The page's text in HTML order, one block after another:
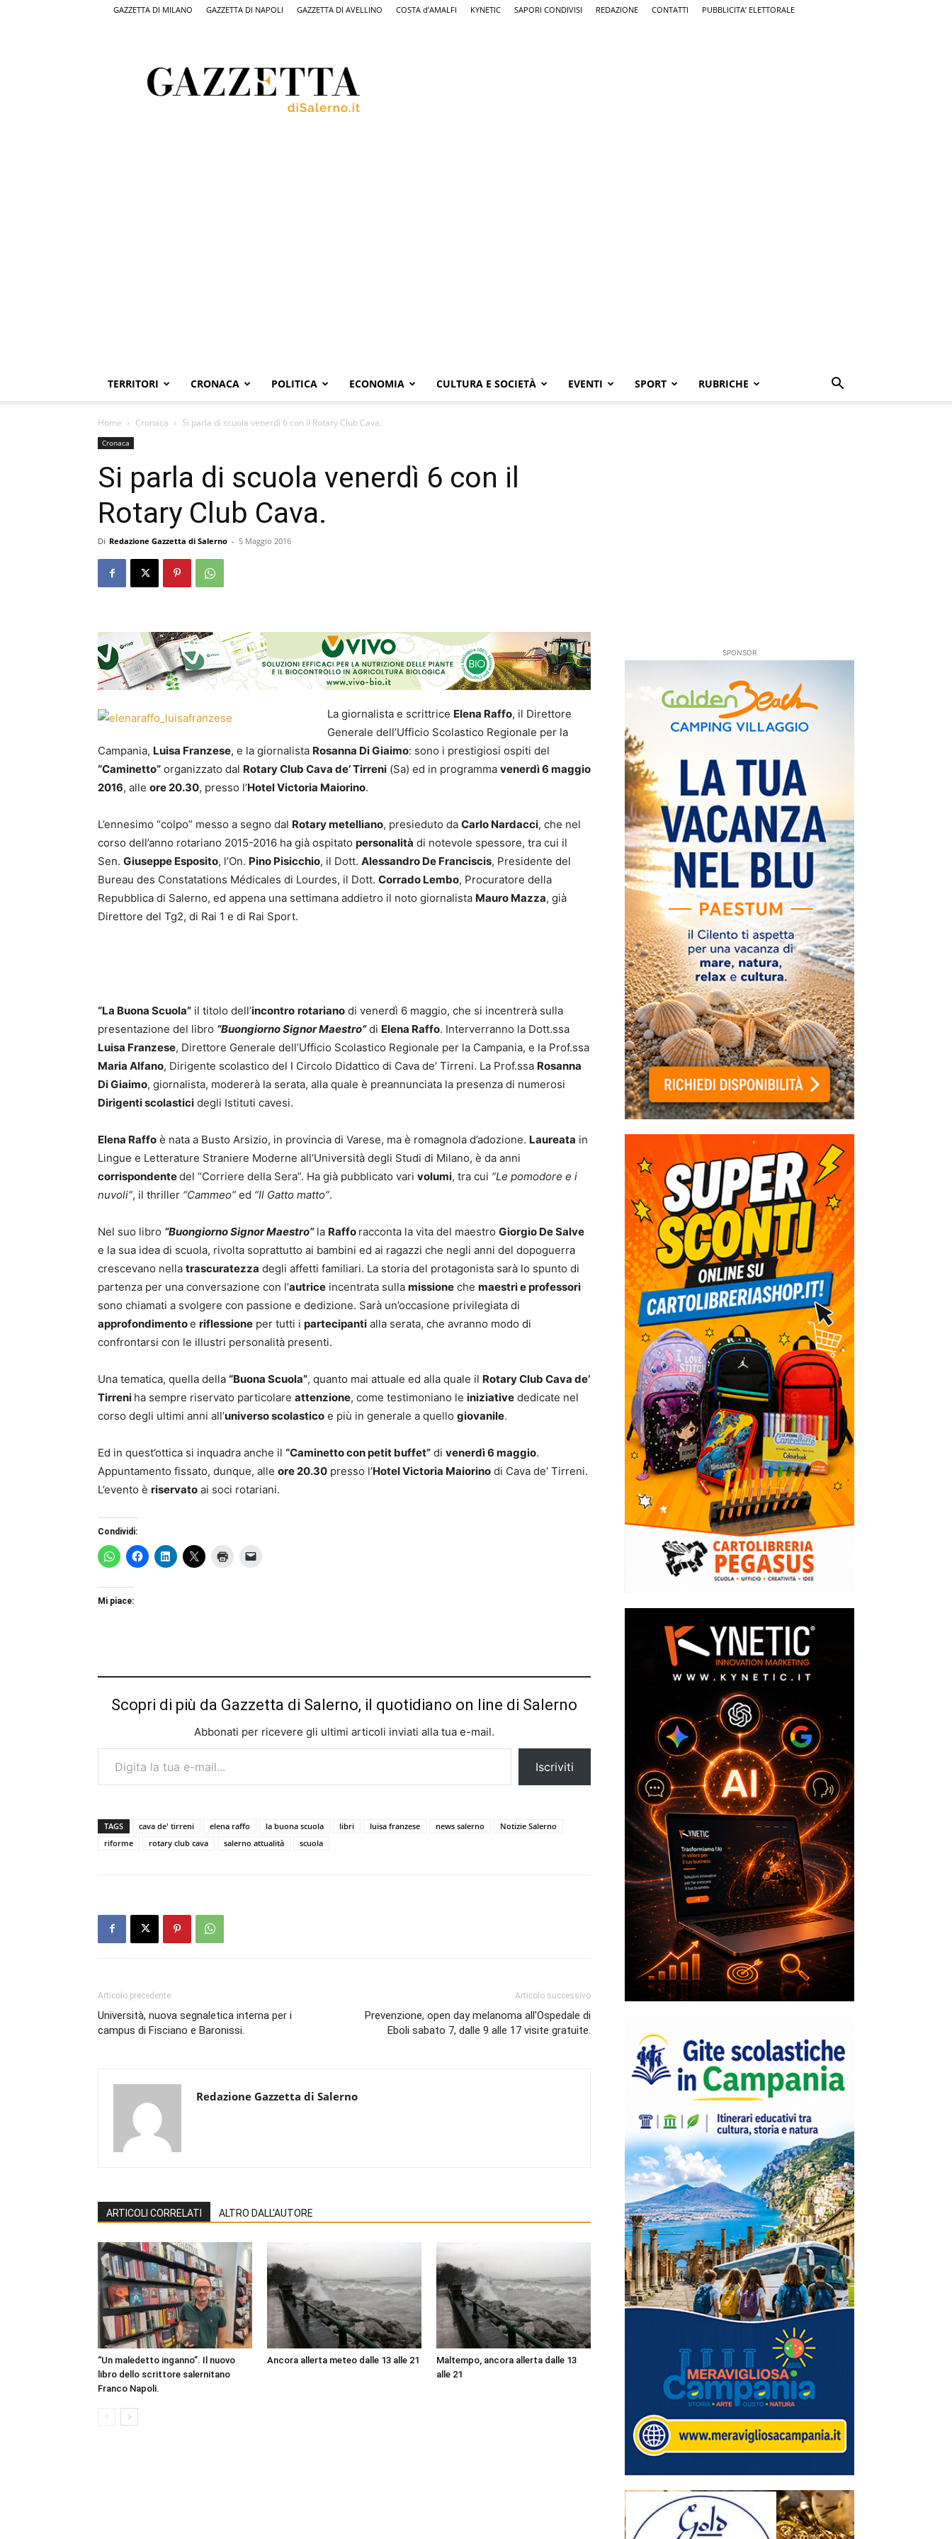
GAZZETTA DI MILANO GAZZETTA DI NAPOLI GAZZETTA DI AVELLINO COSTA d’AMALFI KYNETIC SAPORI CONDIVISI REDAZIONE CONTATTI PUBBLICITA’ ELETTORALE
Salerno,
il
quotidiano
TERRITORI CRONACA POLITICA ECONOMIA CULTURA E SOCIETÀ EVENTI SPORT RUBRICHE
Home Cronaca Si parla di scuola venerdì 6 con il Rotary Club Cava.
Cronaca
Si parla di scuola venerdì 6 con il
Rotary Club Cava.
Di Redazione Gazzetta di Salerno - 5 Maggio 2016
La giornalista e scrittrice Elena Raffo, il Direttore
Generale dell’Ufficio Scolastico Regionale per la
Campania, Luisa Franzese, e la giornalista Rosanna Di Giaimo: sono i prestigiosi ospiti del
“Caminetto” organizzato dal Rotary Club Cava de’ Tirreni (Sa) ed in programma venerdì 6 maggio
2016, alle ore 20.30, presso l’Hotel Victoria Maiorino.
L’ennesimo “colpo” messo a segno dal Rotary metelliano, presieduto da Carlo Nardacci, che nel
corso dell’anno rotariano 2015-2016 ha già ospitato personalità di notevole spessore, tra cui il
Sen. Giuseppe Esposito, l’On. Pino Pisicchio, il Dott. Alessandro De Franciscis, Presidente del
Bureau des Constatations Médicales di Lourdes, il Dott. Corrado Lembo, Procuratore della
Repubblica di Salerno, ed appena una settimana addietro il noto giornalista Mauro Mazza, già
Direttore del Tg2, di Rai 1 e di Rai Sport.
“La Buona Scuola” il titolo dell’incontro rotariano di venerdì 6 maggio, che si incentrerà sulla
presentazione del libro “Buongiorno Signor Maestro”di Elena Raffo. Interverranno la Dott.ssa
Luisa Franzese, Direttore Generale dell’Ufficio Scolastico Regionale per la Campania, e la Prof.ssa
Maria Alfano, Dirigente scolastico del I Circolo Didattico di Cava de’ Tirreni. La Prof.ssa Rosanna
Di Giaimo, giornalista, modererà la serata, alla quale è preannunciata la presenza di numerosi
Dirigenti scolastici degli Istituti cavesi.
Elena Raffo è nata a Busto Arsizio, in provincia di Varese, ma è romagnola d’adozione. Laureata in
Lingue e Letterature Straniere Moderne all’Università degli Studi di Milano, è da anni
corrispondentedel “Corriere della Sera”. Ha già pubblicato vari volumi, tra cui “Le pomodore e i
nuvoli”, il thriller “Cammeo” ed “Il Gatto matto”.
Nel suo libro “Buongiorno Signor Maestro”la Raffo racconta la vita del maestro Giorgio De Salve
e la sua idea di scuola, rivolta soprattutto ai bambini ed ai ragazzi che negli anni del dopoguerra
crescevano nella trascuratezza degli affetti familiari. La storia del protagonista sarà lo spunto di
partenza per una conversazione con l’autrice incentrata sulla missione che maestri e professori
sono chiamati a svolgere con passione e dedizione. Sarà un’occasione privilegiata di
approfondimentoe riflessione per tutti i partecipanti alla serata, che avranno modo di
confrontarsi con le illustri personalità presenti.
Una tematica, quella della “Buona Scuola”, quanto mai attuale ed alla quale il Rotary Club Cava de’
Tirreni ha sempre riservato particolare attenzione, come testimoniano le iniziative dedicate nel
corso degli ultimi anni all’universo scolastico e più in generale a quello giovanile.
Ed in quest’ottica si inquadra anche il “Caminetto con petit buffet” di venerdì 6 maggio.
Appuntamento fissato, dunque, alle ore 20.30 presso l’Hotel Victoria Maiorino di Cava de’ Tirreni.
L’evento è riservato ai soci rotariani.
Condividi:
Mi piace:
Scopri di più da Gazzetta di Salerno, il quotidiano on line di Salerno
Abbonati per ricevere gli ultimi articoli inviati alla tua e-mail.
Digita la tua e-mail...
Iscriviti
TAGS cava de' tirreni elena raffo la buona scuola libri luisa franzese news salerno
Notizie Salerno
riforme
rotary club cava salerno attualità scuola
Articolo precedente
Università, nuova segnaletica interna per i
campus di Fisciano e Baronissi.
Articolo successivo
Prevenzione, open day melanoma all'Ospedale di
Eboli sabato 7, dalle 9 alle 17 visite gratuite.
Redazione Gazzetta di Salerno
ARTICOLI CORRELATI ALTRO DALL'AUTORE
“Un maledetto inganno”. Il nuovo
libro dello scrittore salernitano
Franco Napoli.
Ancora allerta meteo dalle 13 alle 21
Maltempo, ancora allerta dalle 13
alle 21
SPONSOR